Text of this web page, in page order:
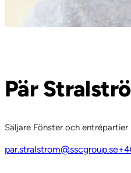
Pär
Säljare Fönster och entrépartier
par.stralstrom@sscgroup.se